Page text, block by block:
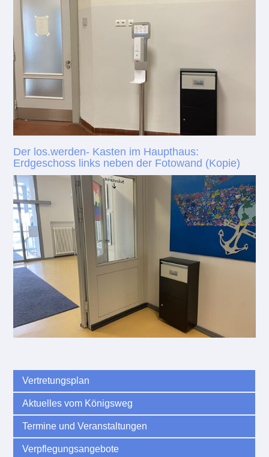
Der los.werden- Kasten im Haupthaus:
Erdgeschoss links neben der Fotowand (Kopie)
Vertretungsplan
Aktuelles vom Königsweg
Termine und Veranstaltungen
Verpflegungsangebote